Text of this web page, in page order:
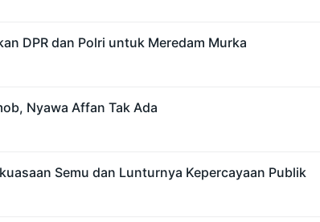
DPR dan Polri untuk Meredam Murka
Nyawa Affan Tak Ada
Semu dan Lunturnya Kepercayaan Publik